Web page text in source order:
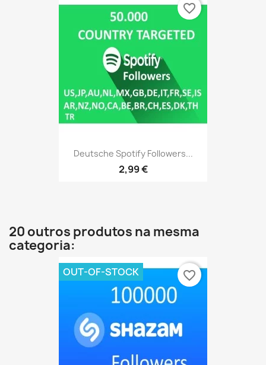
Deutsche Spotify Followers...
2,99 €
favorite_border
20 outros produtos na mesma
categoria:
OUT-OF-STOCK favorite_border